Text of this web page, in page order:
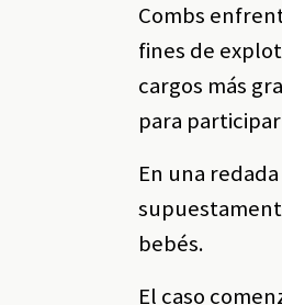
Combs
fines de
cargos más
para
En una
bebés.
El caso